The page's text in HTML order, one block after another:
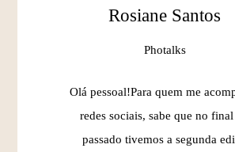
Rosiane Santos
Photalks
Olá pessoal!Para quem me
redes sociais, sabe que no
passado tivemos a segunda